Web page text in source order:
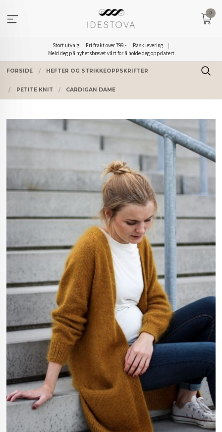
innholdet
Stort utvalg Fri frakt over 799,-
Rask levering
Meld deg på nyhetsbrevet vårt for å holde deg oppdatert
0
FORSIDE HEFTER OG STRIKKEOPPSKRIFTER
PETITE KNIT CARDIGAN DAME